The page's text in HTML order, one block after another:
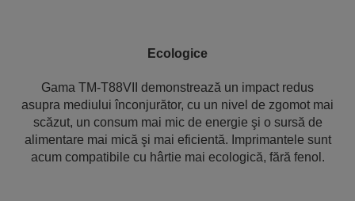
Ecologice
Gama TM-T88VII demonstrează un impact redus
asupra mediului înconjurător, cu un nivel de zgomot mai
scăzut, un consum mai mic de energie şi o sursă de
alimentare mai mică şi mai eficientă. Imprimantele sunt
acum compatibile cu hârtie mai ecologică, fără fenol.